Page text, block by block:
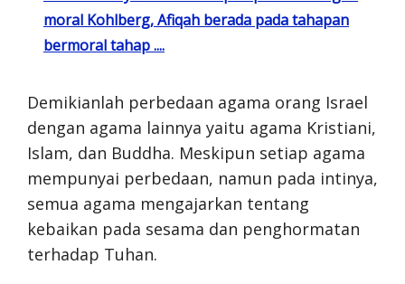
moral Kohlberg, Afiqah berada pada tahapan
bermoral tahap ....
Demikianlah perbedaan agama orang Israel
dengan agama lainnya yaitu agama Kristiani,
Islam, dan Buddha. Meskipun setiap agama
mempunyai perbedaan, namun pada intinya,
semua agama mengajarkan tentang
kebaikan pada sesama dan penghormatan
terhadap Tuhan.